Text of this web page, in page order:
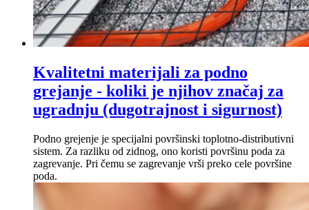
Kvalitetni materijali za podno
grejanje - koliki je njihov značaj za
ugradnju (dugotrajnost i sigurnost)
Podno grejenje je specijalni površinski toplotno-distributivni
sistem. Za razliku od zidnog, ono koristi površinu poda za
zagrevanje. Pri čemu se zagrevanje vrši preko cele površine
poda.